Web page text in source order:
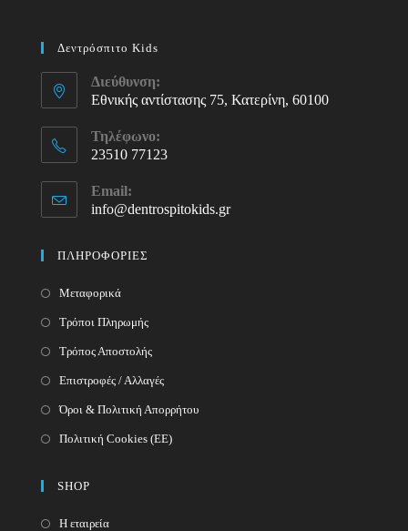
Δεντρόσπιτο Kids
Διεύθυνση:
Εθνικής αντίστασης 75, Κατερίνη, 60100
Τηλέφωνο:
23510 77123
in
Email:
info@dentrospitokids.grOpens
ΠΛΗΡΟΦΟΡΙΕΣ
Μεταφορικά
Τρόποι Πληρωμής
Τρόπος Αποστολής
Επιστροφές / Αλλαγές
Όροι & Πολιτική Απορρήτου
Πολιτική Cookies (ΕΕ)
SHOP
Η εταιρεία